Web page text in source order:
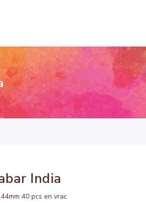
India
40 pcs en vrac